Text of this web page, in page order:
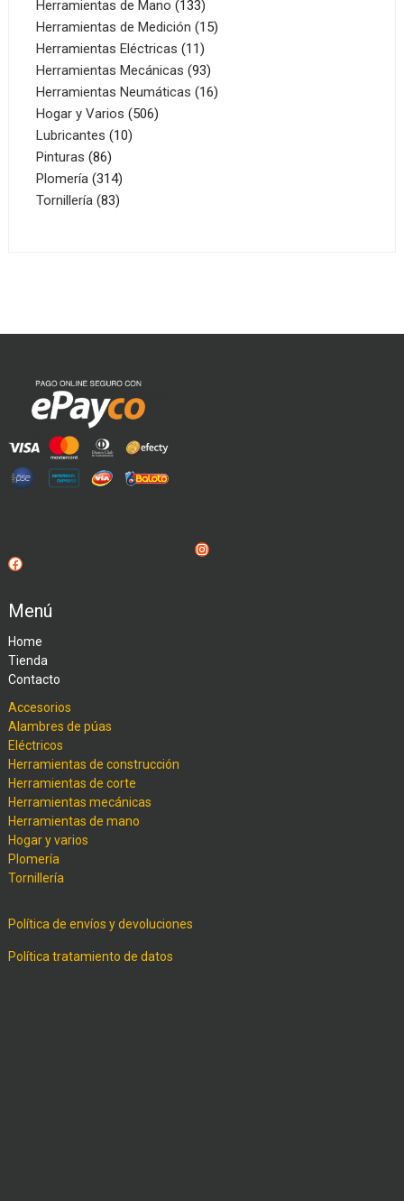
productos
Herramientas de Mano 133133
productos
Herramientas de Medición 1515
Herramientas Eléctricas 1111
productos
Herramientas Mecánicas 9393
productos
Herramientas Neumáticas 1616
Hogar y Varios 506506
Lubricantes 1010
Pinturas 8686
productos
Plomería 314314
productos
Tornillería 8383
Instagram
Facebook
Menú
Home
Tienda
Contacto
Accesorios
Alambres de púas
Eléctricos
Herramientas de construcción
Herramientas de corte
Herramientas mecánicas
Herramientas de mano
Hogar y varios
Plomería
Tornillería
Política de envíos y devoluciones
Política tratamiento de datos